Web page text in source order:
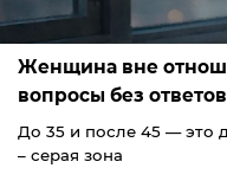
Женщина вне
вопросы без ответов
До 35 и после 45 — это
– серая зона